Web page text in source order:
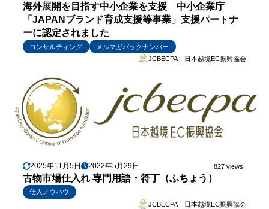
海外展開を目指す中小企業を支援 中小企業庁
「JAPANブランド育成支援等事業」支援パートナ
ーに認定されました
コンサルティング
メルマガバックナンバー
JCBECPA｜日本越境EC振興協会
2025年11月5日 2022年5月29日 827 views
古物市場仕入れ 専門用語・符丁（ふちょう）
仕入ノウハウ
JCBECPA｜日本越境EC振興協会